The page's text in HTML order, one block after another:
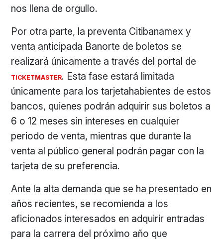
nos llena de orgullo.
Por otra parte, la preventa Citibanamex y
venta anticipada Banorte de boletos se
realizará únicamente a través del portal de
TICKETMASTER. Esta fase estará limitada
únicamente para los tarjetahabientes de estos
bancos, quienes podrán adquirir sus boletos a
6 o 12 meses sin intereses en cualquier
periodo de venta, mientras que durante la
venta al público general podrán pagar con la
tarjeta de su preferencia.
Ante la alta demanda que se ha presentado en
años recientes, se recomienda a los
aficionados interesados en adquirir entradas
para la carrera del próximo año que